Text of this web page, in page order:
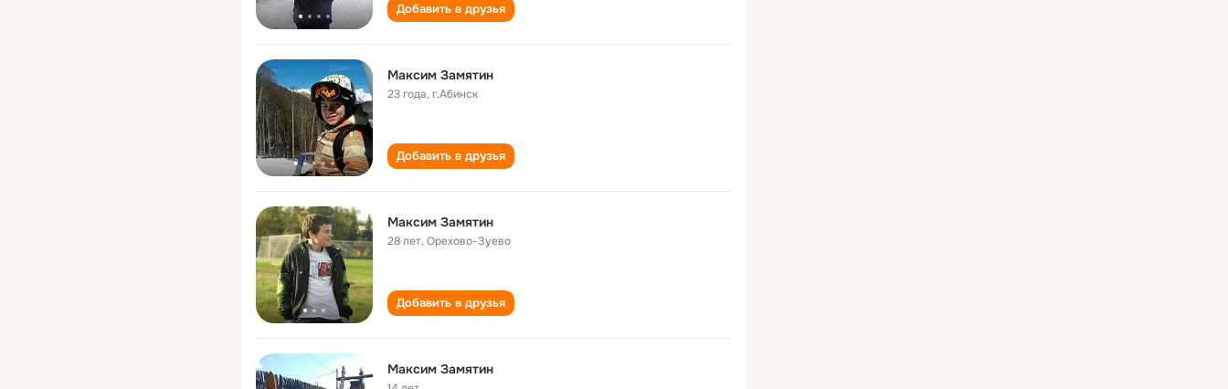
Добавить в друзья
Максим Замятин
23 года,г.Абинск
Добавить в друзья
Максим Замятин
28 лет,Орехово-Зуево
Добавить в друзья
Максим Замятин